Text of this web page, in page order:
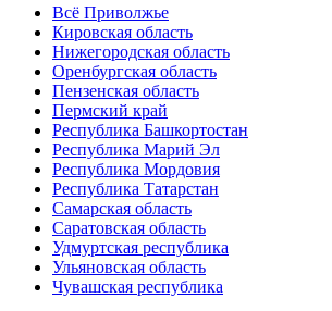
Всё Приволжье
Кировская область
Нижегородская область
Оренбургская область
Пензенская область
Пермский край
Республика Башкортостан
Республика Марий Эл
Республика Мордовия
Республика Татарстан
Самарская область
Саратовская область
Удмуртская республика
Ульяновская область
Чувашская республика